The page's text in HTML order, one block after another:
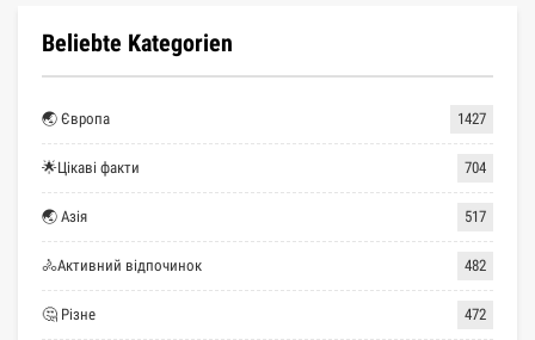
Beliebte Kategorien
🌏 Європа 1427
🌟Цікаві факти 704
🌏 Азія 517
🚴Активний відпочинок 482
🤔 Різне 472